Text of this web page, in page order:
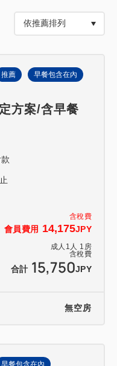
含稅費
會員費用 14,175JPY
成人 1 人 1 房
含稅費
合計 15,750JPY
推薦 早餐包含在內
方案/含早餐
無空房